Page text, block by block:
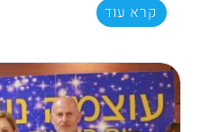
קרא עוד